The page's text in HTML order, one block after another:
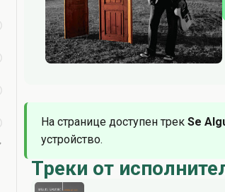
На странице доступен трек Se
устройство.
Треки от